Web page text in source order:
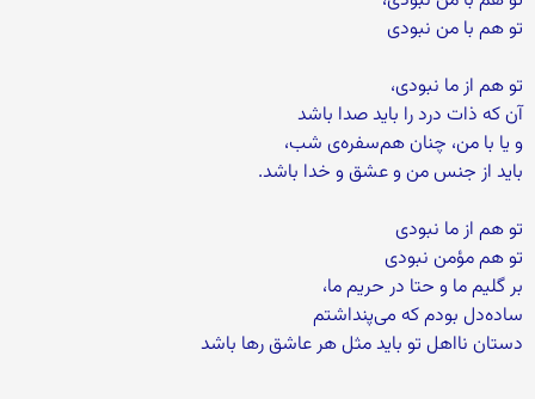
تو هم با من نبودی
تو هم از ما نبودی،
آن که ذات درد را باید صدا باشد
و یا با من، چنان هم‌سفره‌ی شب،
باید از جنس من و عشق و خدا باشد.
تو هم از ما نبودی
تو هم مؤمن نبودی
بر گلیم ما و حتا در حریم ما،
ساده‌دل بودم که می‌پنداشتم
دستان نااهل تو باید مثل هر عاشق رها باشد